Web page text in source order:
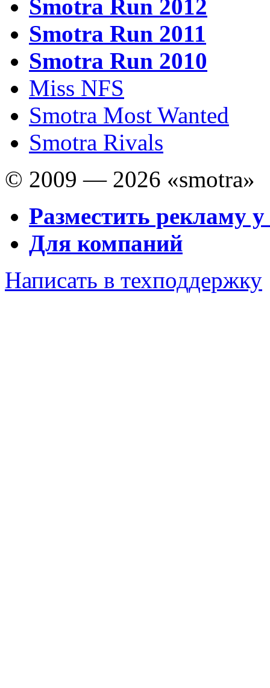
Smotra Run 2012
Smotra Run 2011
Smotra Run 2010
Miss NFS
Smotra Most Wanted
Smotra Rivals
© 2009 — 2026 «smotra»
Разместить рекламу у
Для компаний
Написать в техподдержку